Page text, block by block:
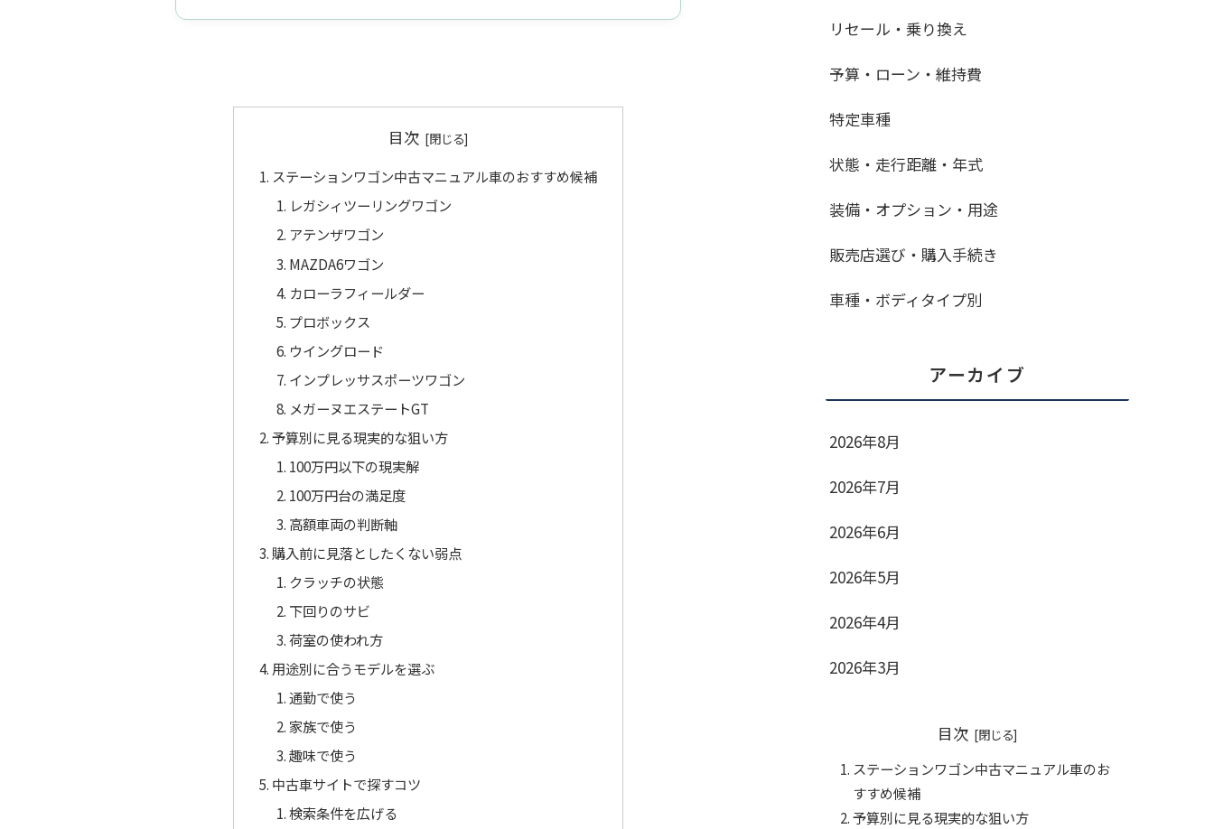
目次
ステーションワゴン中古マニュアル車のおすすめ候補
レガシィツーリングワゴン
アテンザワゴン
MAZDA6ワゴン
カローラフィールダー
プロボックス
ウイングロード
インプレッサスポーツワゴン
メガーヌエステートGT
予算別に見る現実的な狙い方
100万円以下の現実解
100万円台の満足度
高額車両の判断軸
購入前に見落としたくない弱点
クラッチの状態
下回りのサビ
荷室の使われ方
用途別に合うモデルを選ぶ
通勤で使う
家族で使う
趣味で使う
中古車サイトで探すコツ
検索条件を広げる
リセール・乗り換え
予算・ローン・維持費
特定車種
状態・走行距離・年式
装備・オプション・用途
販売店選び・購入手続き
車種・ボディタイプ別
アーカイブ
2026年8月
2026年7月
2026年6月
2026年5月
2026年4月
2026年3月
目次
ステーションワゴン中古マニュアル車のお
すすめ候補
予算別に見る現実的な狙い方